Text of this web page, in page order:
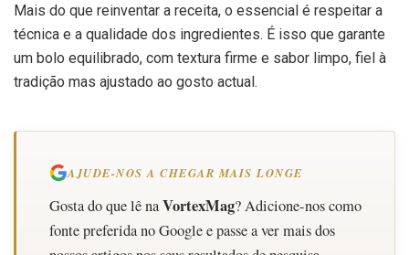
Mais do que reinventar a receita, o essencial é respeitar a
técnica e a qualidade dos ingredientes. É isso que garante
um bolo equilibrado, com textura firme e sabor limpo, fiel à
tradição mas ajustado ao gosto actual.
AJUDE-NOS A CHEGAR MAIS LONGE
Gosta do que lê naVortexMag? Adicione-nos como
fonte preferida no Google e passe a ver mais dos